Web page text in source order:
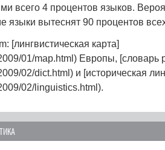
всего 4 процентов языков.
языки вытеснят 90 процентов
[лингвистическая карта]
01/map.html) Европы, [словарь
02/dict.html) и [историческая
02/linguistics.html).